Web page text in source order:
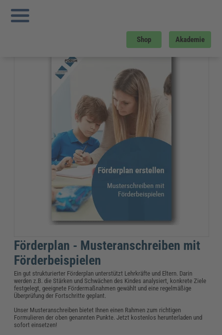
Shop Akademie
Sie sind hier:
- Musteranschreiben mit Förderbeispielen
Förderplan - Musteranschreiben mit
Förderbeispielen
Ein gut strukturierter Förderplan unterstützt Lehrkräfte und Eltern. Darin
werden z.B. die Stärken und Schwächen des Kindes analysiert, konkrete Ziele
festgelegt, geeignete Fördermaßnahmen gewählt und eine regelmäßige
Überprüfung der Fortschritte geplant.
Unser Musteranschreiben bietet Ihnen einen Rahmen zum richtigen
Formulieren der oben genannten Punkte. Jetzt kostenlos herunterladen und
sofort einsetzen!